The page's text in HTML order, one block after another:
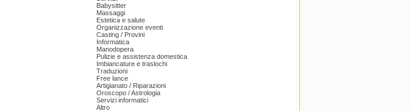
Babysitter
Massaggi
Estetica e salute
Organizzazione eventi
Casting / Provini
Informatica
Manodopera
Pulizie e assistenza domestica
Imbiancature e traslochi
Traduzioni
Free lance
Artigianato / Riparazioni
Oroscopo / Astrologia
Servizi informatici
Altro